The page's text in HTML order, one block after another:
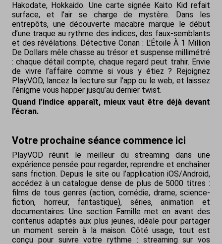
Hakodate, Hokkaido. Une carte signée Kaito Kid refait
surface, et l’air se charge de mystère. Dans les
entrepôts, une découverte macabre marque le début
d’une traque au rythme des indices, des faux-semblants
et des révélations. Détective Conan : L'Étoile À 1 Million
De Dollars mêle chasse au trésor et suspense millimétré
: chaque détail compte, chaque regard peut trahir. Envie
de vivre l’affaire comme si vous y étiez ? Rejoignez
PlayVOD, lancez la lecture sur l’app ou le web, et laissez
l’énigme vous happer jusqu’au dernier twist.
Quand l’indice apparaît, mieux vaut être déjà devant
l’écran.
Votre prochaine séance commence ici
PlayVOD réunit le meilleur du streaming dans une
expérience pensée pour regarder, reprendre et enchaîner
sans friction. Depuis le site ou l’application iOS/Android,
accédez à un catalogue dense de plus de 5000 titres :
films de tous genres (action, comédie, drame, science-
fiction, horreur, fantastique), séries, animation et
documentaires. Une section Famille met en avant des
contenus adaptés aux plus jeunes, idéale pour partager
un moment serein à la maison. Côté usage, tout est
conçu pour suivre votre rythme : streaming sur vos